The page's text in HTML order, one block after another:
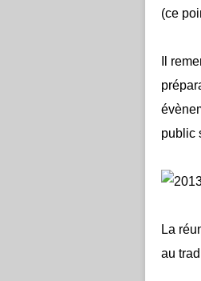
(ce
Il
public
La
au